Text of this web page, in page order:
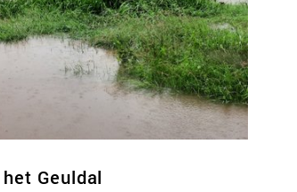
Geuldal